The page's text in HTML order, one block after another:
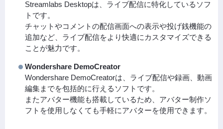
Streamlabs Desktopは、ライブ配信に特化しているソフ
トです。
チャットやコメントの配信画面への表示や投げ銭機能の
追加など、ライブ配信をより快適にカスタマイズできる
ことが魅力です。
Wondershare DemoCreator
Wondershare DemoCreatorは、ライブ配信や録画、動画
編集までを包括的に行えるソフトです。
またアバター機能も搭載しているため、アバター制作ソ
フトを使用しなくても手軽にアバターを使用できます。